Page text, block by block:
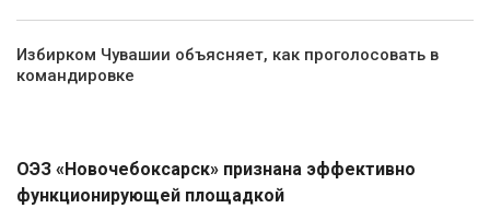
Избирком Чувашии объясняет, как проголосовать в
командировке
ОЭЗ «Новочебоксарск» признана эффективно
функционирующей площадкой